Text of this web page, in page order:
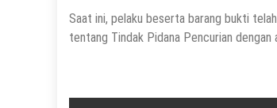
Saat ini, pelaku beserta barang bukti
tentang Tindak Pidana Pencurian dengan